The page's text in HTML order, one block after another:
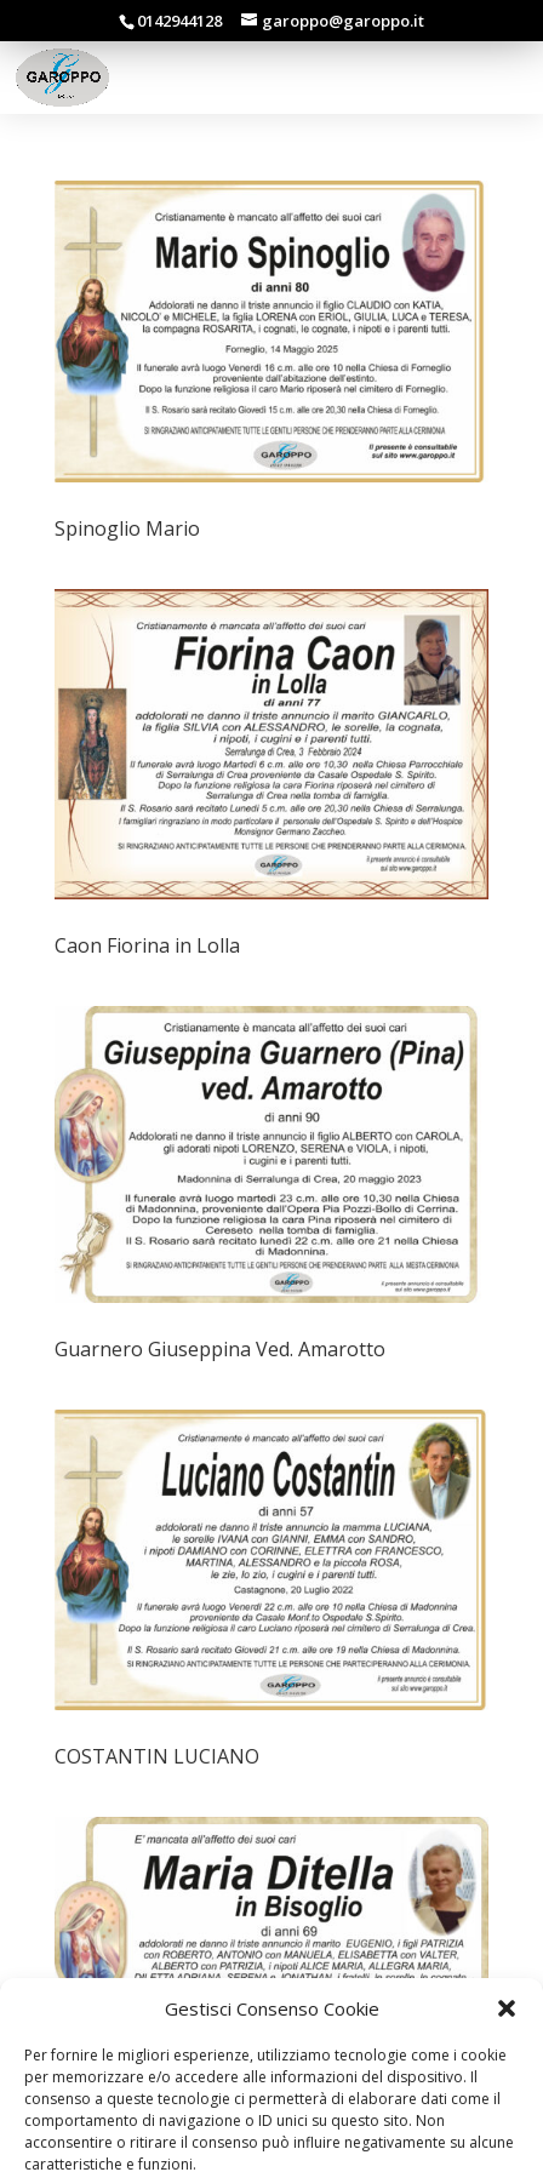
Gestisci Consenso Cookie
Per fornire le migliori esperienze, utilizziamo tecnologie come i cookie
per memorizzare e/o accedere alle informazioni del dispositivo. Il
consenso a queste tecnologie ci permetterà di elaborare dati come il
comportamento di navigazione o ID unici su questo sito. Non
acconsentire o ritirare il consenso può influire negativamente su alcune
caratteristiche e funzioni.
0142944128 garoppo@garoppo.it
Spinoglio Mario
Caon Fiorina in Lolla
Guarnero Giuseppina Ved. Amarotto
COSTANTIN LUCIANO
DITELLA MARIA IN BISOGLIO